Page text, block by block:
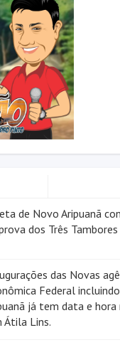
de Novo Aripuanã
dos Três
das Novas
Federal
já tem data e hora
Átila Lins.